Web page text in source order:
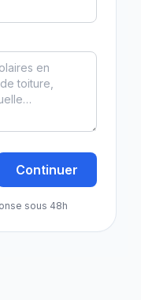
Continuer
sous 48h